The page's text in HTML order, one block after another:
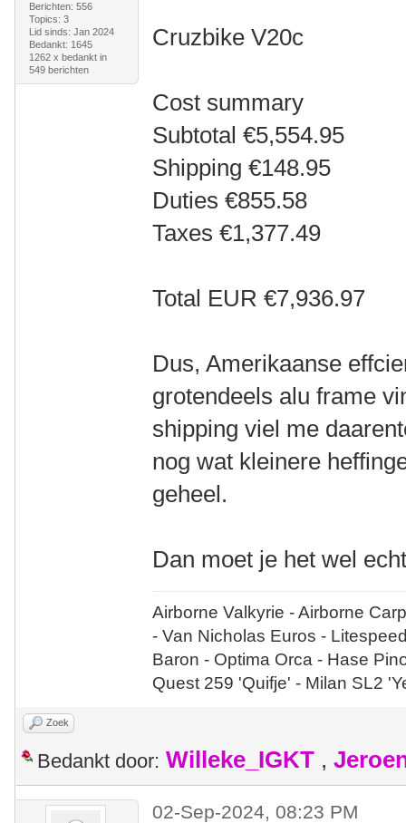
Berichten: 556
Topics: 3
Lid sinds: Jan 2024
Bedankt: 1645
1262 x bedankt in
549 berichten
Cruzbike V20c
Cost summary
Subtotal €5,554.95
Shipping €148.95
Duties €855.58
Taxes €1,377.49
Total EUR €7,936.97
Dus, Amerikaanse
grotendeels alu frame
shipping viel me
nog wat kleinere
geheel.
Dan moet je het wel
Airborne Valkyrie - Airborne
- Van Nicholas Euros -
Baron - Optima Orca - Hase
Quest 259 'Quifje' - Milan SL2
Zoek
Bedankt door: Willeke_IGKT ,
02-Sep-2024, 08:23 PM